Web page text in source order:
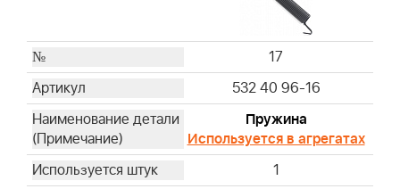
17
532 40 96-16
Пружина
Используется в агрегатах
1